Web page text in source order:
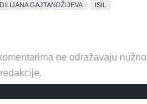
DILIJANA GAJTANDŽIJEVA ISIL
ne odražavaju nužno